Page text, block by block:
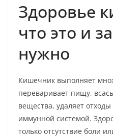
Здоровье
что это и
нужно
Кишечник выполняет
переваривает пищу,
вещества, удаляет
иммунной системой.
только отсутствие боли